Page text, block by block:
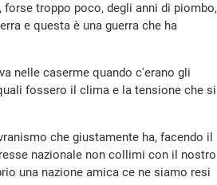
troppo poco, degli anni di piombo,
e questa è una guerra che ha
nelle caserme quando c'erano gli
fossero il clima e la tensione che si
che giustamente ha, facendo il
nazionale non collimi con il nostro
una nazione amica ce ne siamo resi